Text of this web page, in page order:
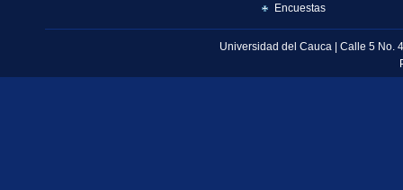
Encuestas
Universidad del Cauca | Calle 5 No.